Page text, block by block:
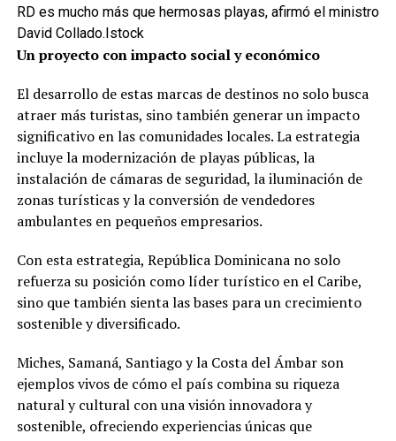
RD es mucho más que hermosas playas, afirmó el ministro
David Collado.Istock
Un proyecto con impacto social y económico
El desarrollo de estas marcas de destinos no solo busca
atraer más turistas, sino también generar un impacto
significativo en las comunidades locales. La estrategia
incluye la modernización de playas públicas, la
instalación de cámaras de seguridad, la iluminación de
zonas turísticas y la conversión de vendedores
ambulantes en pequeños empresarios.
Con esta estrategia, República Dominicana no solo
refuerza su posición como líder turístico en el Caribe,
sino que también sienta las bases para un crecimiento
sostenible y diversificado.
Miches, Samaná, Santiago y la Costa del Ámbar son
ejemplos vivos de cómo el país combina su riqueza
natural y cultural con una visión innovadora y
sostenible, ofreciendo experiencias únicas que